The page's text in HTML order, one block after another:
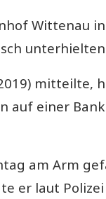
Wittenau
mitteilte,
einer
am Arm
er laut